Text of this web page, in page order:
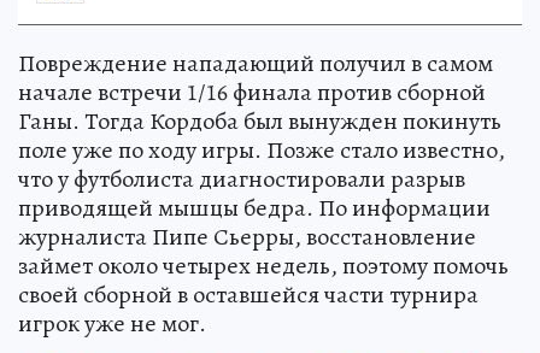
Повреждение нападающий получил в самом
начале встречи 1/16 финала против сборной
Ганы. Тогда Кордоба был вынужден покинуть
поле уже по ходу игры. Позже стало известно,
что у футболиста диагностировали разрыв
приводящей мышцы бедра. По информации
журналиста Пипе Сьерры, восстановление
займет около четырех недель, поэтому помочь
своей сборной в оставшейся части турнира
игрок уже не мог.